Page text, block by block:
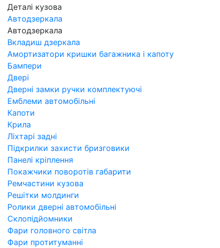
Деталі кузова
Автодзеркала
Автодзеркала
Вкладиш дзеркала
Амортизатори кришки багажника і капоту
Бампери
Двері
Дверні замки ручки комплектуючі
Емблеми автомобільні
Капоти
Крила
Ліхтарі задні
Підкрилки захисти бризговики
Панелі кріплення
Покажчики поворотів габарити
Ремчастини кузова
Решітки молдинги
Ролики дверні автомобільні
Склопідйомники
Фари головного світла
Фари протитуманні